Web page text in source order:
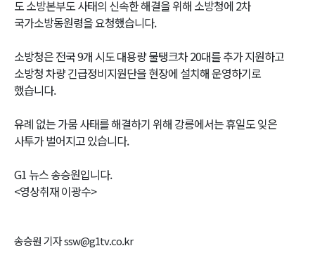
도 소방본부도 사태의 신속한 해결을 위해 소방청에 2차
국가소방동원령을 요청했습니다.
소방청은 전국 9개 시도 대용량 물탱크차 20대를 추가 지원하고
소방청 차량 긴급정비지원단을 현장에 설치해 운영하기로
했습니다.
유례 없는 가뭄 사태를 해결하기 위해 강릉에서는 휴일도 잊은
사투가 벌어지고 있습니다.
G1 뉴스 송승원입니다.
<영상취재 이광수>
송승원 기자 ssw@g1tv.co.kr